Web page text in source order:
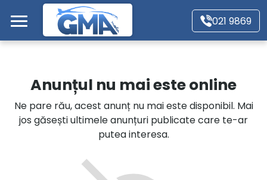
Mergi direct la conținutul principal
021 9869
Autoturisme
Motociclete
Autoutilitare
Anunțul nu mai este online
Ne pare rău, acest anunț nu mai este disponibil. Mai
jos găsești ultimele anunțuri publicate care te-ar
putea interesa.